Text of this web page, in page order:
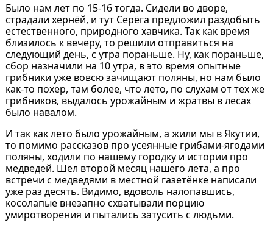
Было нам лет по 15-16 тогда. Сидели во дворе,
страдали хернёй, и тут Серёга предложил раздобыть
естественного, природного хавчика. Так как время
близилось к вечеру, то решили отправиться на
следующий день, с утра пораньше. Ну, как пораньше,
сбор назначили на 10 утра, в это время опытные
грибники уже вовсю зачищают поляны, но нам было
как-то похер, там более, что лето, по слухам от тех же
грибников, выдалось урожайным и жратвы в лесах
было навалом.
И так как лето было урожайным, а жили мы в Якутии,
то помимо рассказов про усеянные грибами-ягодами
поляны, ходили по нашему городку и истории про
медведей. Шёл второй месяц нашего лета, а про
встречи с медведями в местной газетёнке написали
уже раз десять. Видимо, вдоволь налопавшись,
косолапые внезапно схватывали порцию
умиротворения и пытались затусить с людьми.